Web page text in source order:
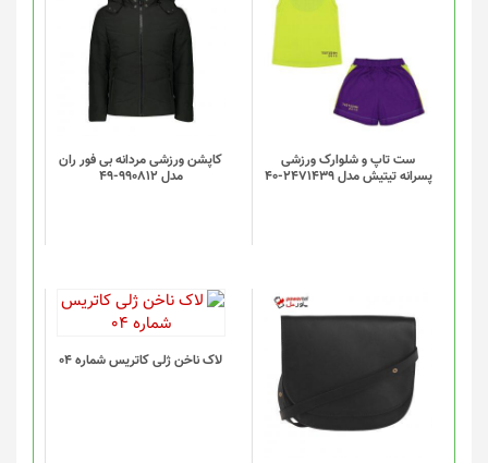
ست تاپ و شلوارک ورزشی
پسرانه تیتیش مدل 2471439-40
کاپشن ورزشی مردانه بی فور ران
مدل 990812-49
لاک ناخن ژلی کاتریس شماره 04